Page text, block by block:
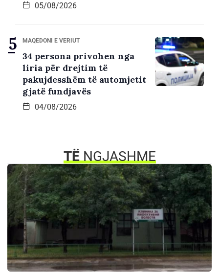
05/08/2026
MAQEDONI E VERIUT
34 persona privohen nga
liria për drejtim të
pakujdesshëm të automjetit
gjatë fundjavës
04/08/2026
TË NGJASHME